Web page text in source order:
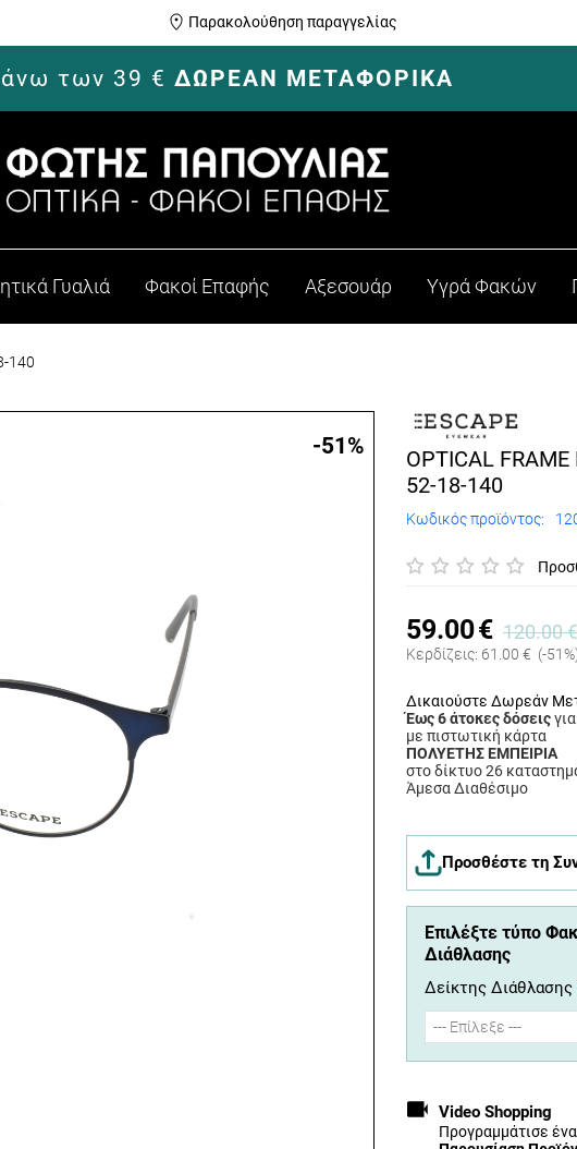
Παρακολούθηση παραγγελίας
άνω των 39 € ΔΩΡΕΑΝ ΜΕΤΑΦΟΡΙΚΑ
Γυαλιά Φακοί Επαφής Αξεσουάρ Υγρά Φακών
140
-51%
OPTICAL
52-18-140
Κωδικός προϊόντος:
59.00€ 120.00€
Κερδίζεις: 61.00 € (-
Δικαιούστε Δωρεάν
Έως 6 άτοκες δόσεις
με πιστωτική κάρτα
ΠΟΛΥΕΤΗΣ ΕΜΠΕΙΡΙΑ
στο δίκτυο 26
Άμεσα Διαθέσιμο
Προσθέστε τη
Επιλέξτε τύπο
Διάθλασης
Δείκτης Διάθλασης
Video Shopping
Προγραμμάτισε